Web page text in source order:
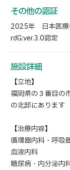
その他の認証
2025年 日本医療
rdG:ver.3.0認定
施設詳細
【立地】
福岡県の３番目の
の北部にあります
【治療内容】
循環器内科・呼吸
血液内科
糖尿病・内分泌内